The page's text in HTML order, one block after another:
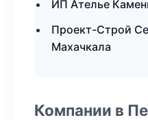
ИП Ателье
Проект-Строй
Махачкала
Компании в